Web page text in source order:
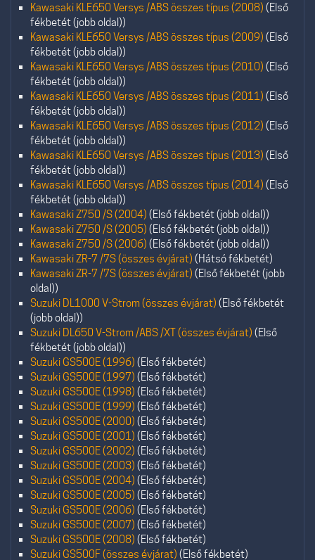
Kawasaki KLE650 Versys /ABS összes típus (2008) (Első
fékbetét (jobb oldal))
Kawasaki KLE650 Versys /ABS összes típus (2009) (Első
fékbetét (jobb oldal))
Kawasaki KLE650 Versys /ABS összes típus (2010) (Első
fékbetét (jobb oldal))
Kawasaki KLE650 Versys /ABS összes típus (2011) (Első
fékbetét (jobb oldal))
Kawasaki KLE650 Versys /ABS összes típus (2012) (Első
fékbetét (jobb oldal))
Kawasaki KLE650 Versys /ABS összes típus (2013) (Első
fékbetét (jobb oldal))
Kawasaki KLE650 Versys /ABS összes típus (2014) (Első
fékbetét (jobb oldal))
Kawasaki Z750 /S (2004) (Első fékbetét (jobb oldal))
Kawasaki Z750 /S (2005) (Első fékbetét (jobb oldal))
Kawasaki Z750 /S (2006) (Első fékbetét (jobb oldal))
Kawasaki ZR-7 /7S (összes évjárat) (Hátsó fékbetét)
Kawasaki ZR-7 /7S (összes évjárat) (Első fékbetét (jobb
oldal))
Suzuki DL1000 V-Strom (összes évjárat) (Első fékbetét
(jobb oldal))
Suzuki DL650 V-Strom /ABS /XT (összes évjárat) (Első
fékbetét (jobb oldal))
Suzuki GS500E (1996) (Első fékbetét)
Suzuki GS500E (1997) (Első fékbetét)
Suzuki GS500E (1998) (Első fékbetét)
Suzuki GS500E (1999) (Első fékbetét)
Suzuki GS500E (2000) (Első fékbetét)
Suzuki GS500E (2001) (Első fékbetét)
Suzuki GS500E (2002) (Első fékbetét)
Suzuki GS500E (2003) (Első fékbetét)
Suzuki GS500E (2004) (Első fékbetét)
Suzuki GS500E (2005) (Első fékbetét)
Suzuki GS500E (2006) (Első fékbetét)
Suzuki GS500E (2007) (Első fékbetét)
Suzuki GS500E (2008) (Első fékbetét)
Suzuki GS500F (összes évjárat) (Első fékbetét)